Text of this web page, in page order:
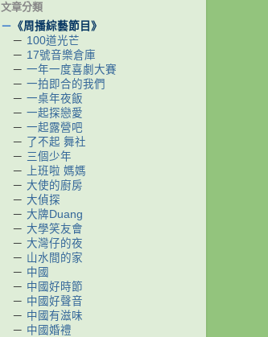
文章分類
－ 《周播綜藝節目》
－ 100道光芒
－ 17號音樂倉庫
－ 一年一度喜劇大賽
－ 一拍即合的我們
－ 一桌年夜飯
－ 一起探戀愛
－ 一起露營吧
－
了不起 舞社
－ 三個少年
－
上班啦 媽媽
－ 大使的廚房
－ 大偵探
－ 大牌Duang
－ 大學笑友會
－ 大灣仔的夜
－ 山水間的家
－ 中國
－ 中國好時節
－ 中國好聲音
－ 中國有滋味
－ 中國婚禮